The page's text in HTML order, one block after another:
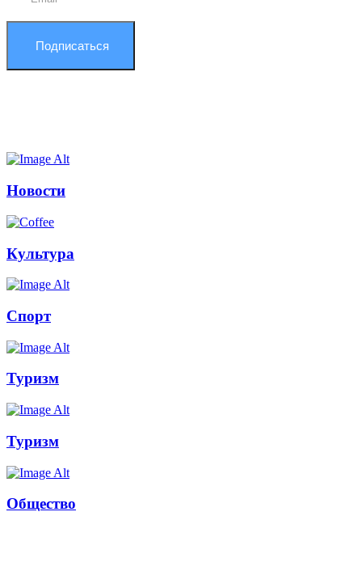
Подписаться
Новости
Культура
Спорт
Туризм
Туризм
Общество